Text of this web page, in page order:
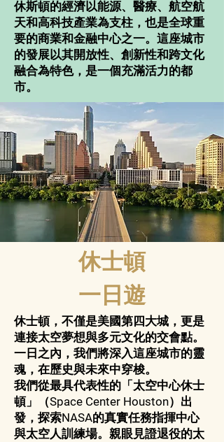
休斯頓的經濟以能源、醫療、航空航
天和高科技產業為支柱，也是全球重
要的商業和金融中心之一。這座城市
的發展以其開放性、創新性和跨文化
融合為特色，是一個充滿活力的都
市。
休士頓
一日遊
休士頓，不僅是美國第四大城，更是
連接太空夢想與多元文化的交會點。
一日之內，我們將深入這座城市的靈
魂，在歷史與未來中穿梭。
我們從最具代表性的「太空中心休士
頓」（Space Center Houston）出
發，探索NASA的真實任務指揮中心
與太空人訓練場。親眼見證退役的太